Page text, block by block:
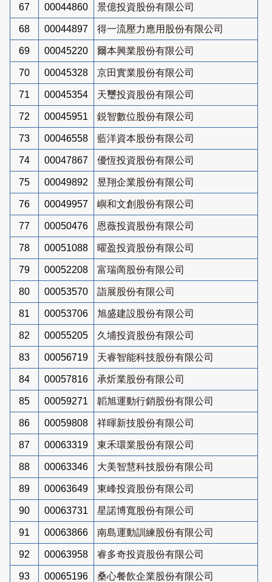
67 00044860 景億投資股份有限公司
68 00044897 得一流壓力應用股份有限公司
69 00045220 爾本興業股份有限公司
70 00045328 京田實業股份有限公司
71 00045354 天璽投資股份有限公司
72 00045951 鋭智數位股份有限公司
73 00046558 藍洋資本股份有限公司
74 00047867 優恆投資股份有限公司
75 00049892 昱翔企業股份有限公司
76 00049957 嶼和文創股份有限公司
77 00050476 恩薇投資股份有限公司
78 00051088 曜盈投資股份有限公司
79 00052208 富瑞啇股份有限公司
80 00053570 詣展股份有限公司
81 00053706 旭盛建設股份有限公司
82 00055205 久埔投資股份有限公司
83 00056719 天睿智能科技股份有限公司
84 00057816 承炘業股份有限公司
85 00059271 韜旭運動行銷股份有限公司
86 00059808 祥暉新技股份有限公司
87 00063319 東禾環業股份有限公司
88 00063346 大美智慧科技股份有限公司
89 00063649 東峰投資股份有限公司
90 00063731 星諾博寬股份有限公司
91 00063866 南島運動訓練股份有限公司
92 00063958 睿多奇投資股份有限公司
93 00065196 桑心餐飲企業股份有限公司